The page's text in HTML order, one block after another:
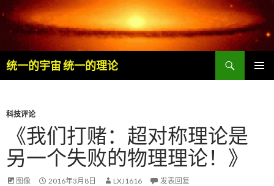
统一的宇宙 统一的理论
搜
索
容
科技评论
《我们打赌：超对称理论是
另一个失败的物理理论！》
图像 2016年3月8日 LXJ1616 发表回复